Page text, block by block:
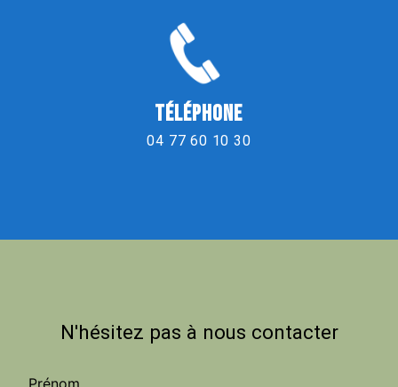
TÉLÉPHONE
04 77 60 10 30
N'hésitez pas à nous contacter